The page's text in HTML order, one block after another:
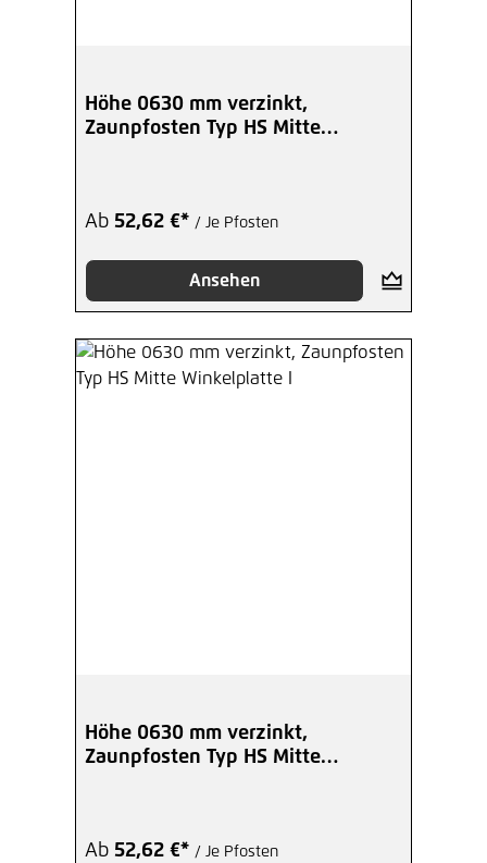
Höhe 0630 mm verzinkt,
Zaunpfosten Typ HS Mitte
Ab 52,62 €* / Je Pfosten
Ansehen
Höhe 0630 mm verzinkt,
Zaunpfosten Typ HS Mitte
Ab 52,62 €* / Je Pfosten